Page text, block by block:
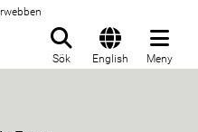
Sök English Meny